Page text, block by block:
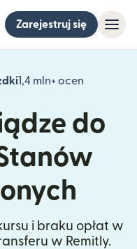
Zarejestruj się
1,4 mln+ ocen
(otwiera
do
i braku opłat w
w Remitly.